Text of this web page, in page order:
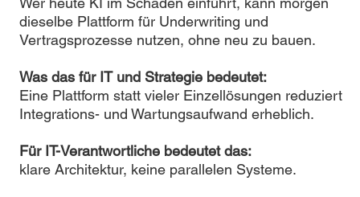
dieselbe Plattform für Underwriting und
Vertragsprozesse nutzen, ohne neu zu bauen.
Was das für IT und Strategie bedeutet:
Eine Plattform statt vieler Einzellösungen reduziert
Integrations- und Wartungsaufwand erheblich.
Für IT-Verantwortliche bedeutet das:
klare Architektur, keine parallelen Systeme.